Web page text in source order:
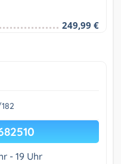
249,99 €
- 19 Uhr